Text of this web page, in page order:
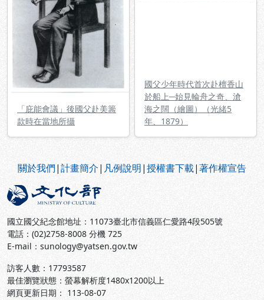
「庇能會議」後國父赴美籌
款時在當地所攝
國父少年時代首次赴檀香山
於船上─始見輪舟之奇、滄
海之闊（繪圖）（光緒5
年、1879）
關於我們|計畫簡介|凡例說明|授權書下載|著作權宣告
國立國父紀念館地址：11073臺北市信義區仁愛路4段505號
電話：(02)2758-8008 分機 725
E-mail：sunology@yatsen.gov.tw
訪客人數： 17793587
最佳瀏覽狀態：螢幕解析度1480x1200以上
網頁更新日期： 113-08-07